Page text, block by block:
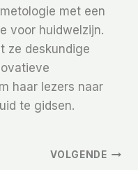
met een
voor huidwelzijn.
ze deskundige
haar lezers naar
te gidsen.
VOLGENDE